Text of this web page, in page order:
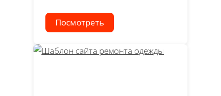
Посмотреть